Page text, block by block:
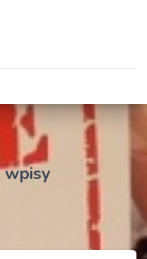
wpisy